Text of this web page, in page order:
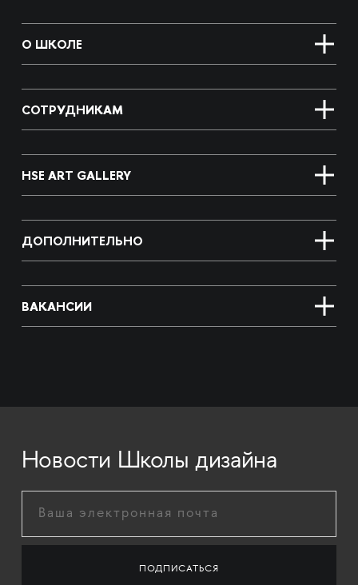
О ШКОЛЕ
СОТРУДНИКАМ
HSE ART GALLERY
ДОПОЛНИТЕЛЬНО
ВАКАНСИИ
Новости Школы дизайна